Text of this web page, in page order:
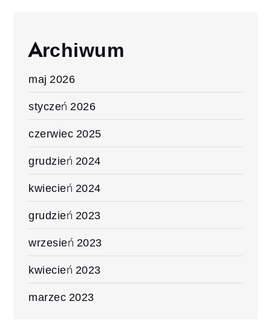
Archiwum
maj 2026
styczeń 2026
czerwiec 2025
grudzień 2024
kwiecień 2024
grudzień 2023
wrzesień 2023
kwiecień 2023
marzec 2023